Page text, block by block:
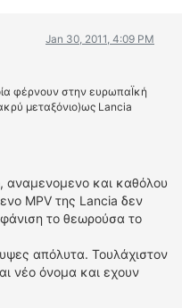
Jan 30, 2011, 4:09 PM
φέρνουν στην ευρωπαΪκή
μεταξόνιο)ως Lancia
αναμενομενο και καθόλου
MPV της Lancia δεν
το θεωρούσα το
απόλυτα. Τουλάχιστον
νέο όνομα και εχουν